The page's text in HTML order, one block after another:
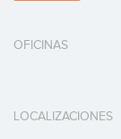
OFICINAS
LOCALIZACIONES